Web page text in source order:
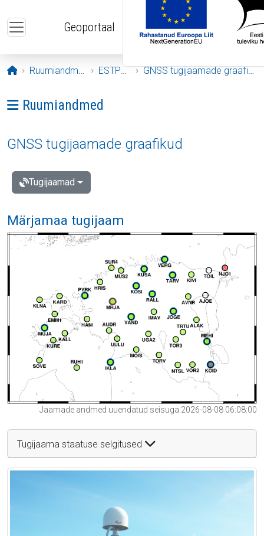
Geoportaal
Avaleht
Ruumiandmed ESTPOS GNSS tugijaamade graafikud
Ava menüü: Ruumiandmed
Ruumiandmed
GNSS tugijaamade graafikud
Tugijaamad
Märjamaa tugijaam
Jaamade andmed uuendatud seisuga 2026-08-08 06:08:00
Tugijaama staatuse selgitused